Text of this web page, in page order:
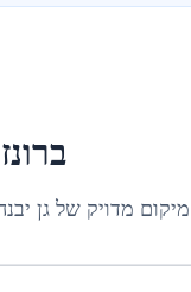
מיקום מדויק שלגן